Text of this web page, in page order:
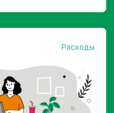
Расходы